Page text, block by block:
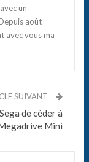
un
août
avec vous ma
SUIVANT
de céder à
Mini